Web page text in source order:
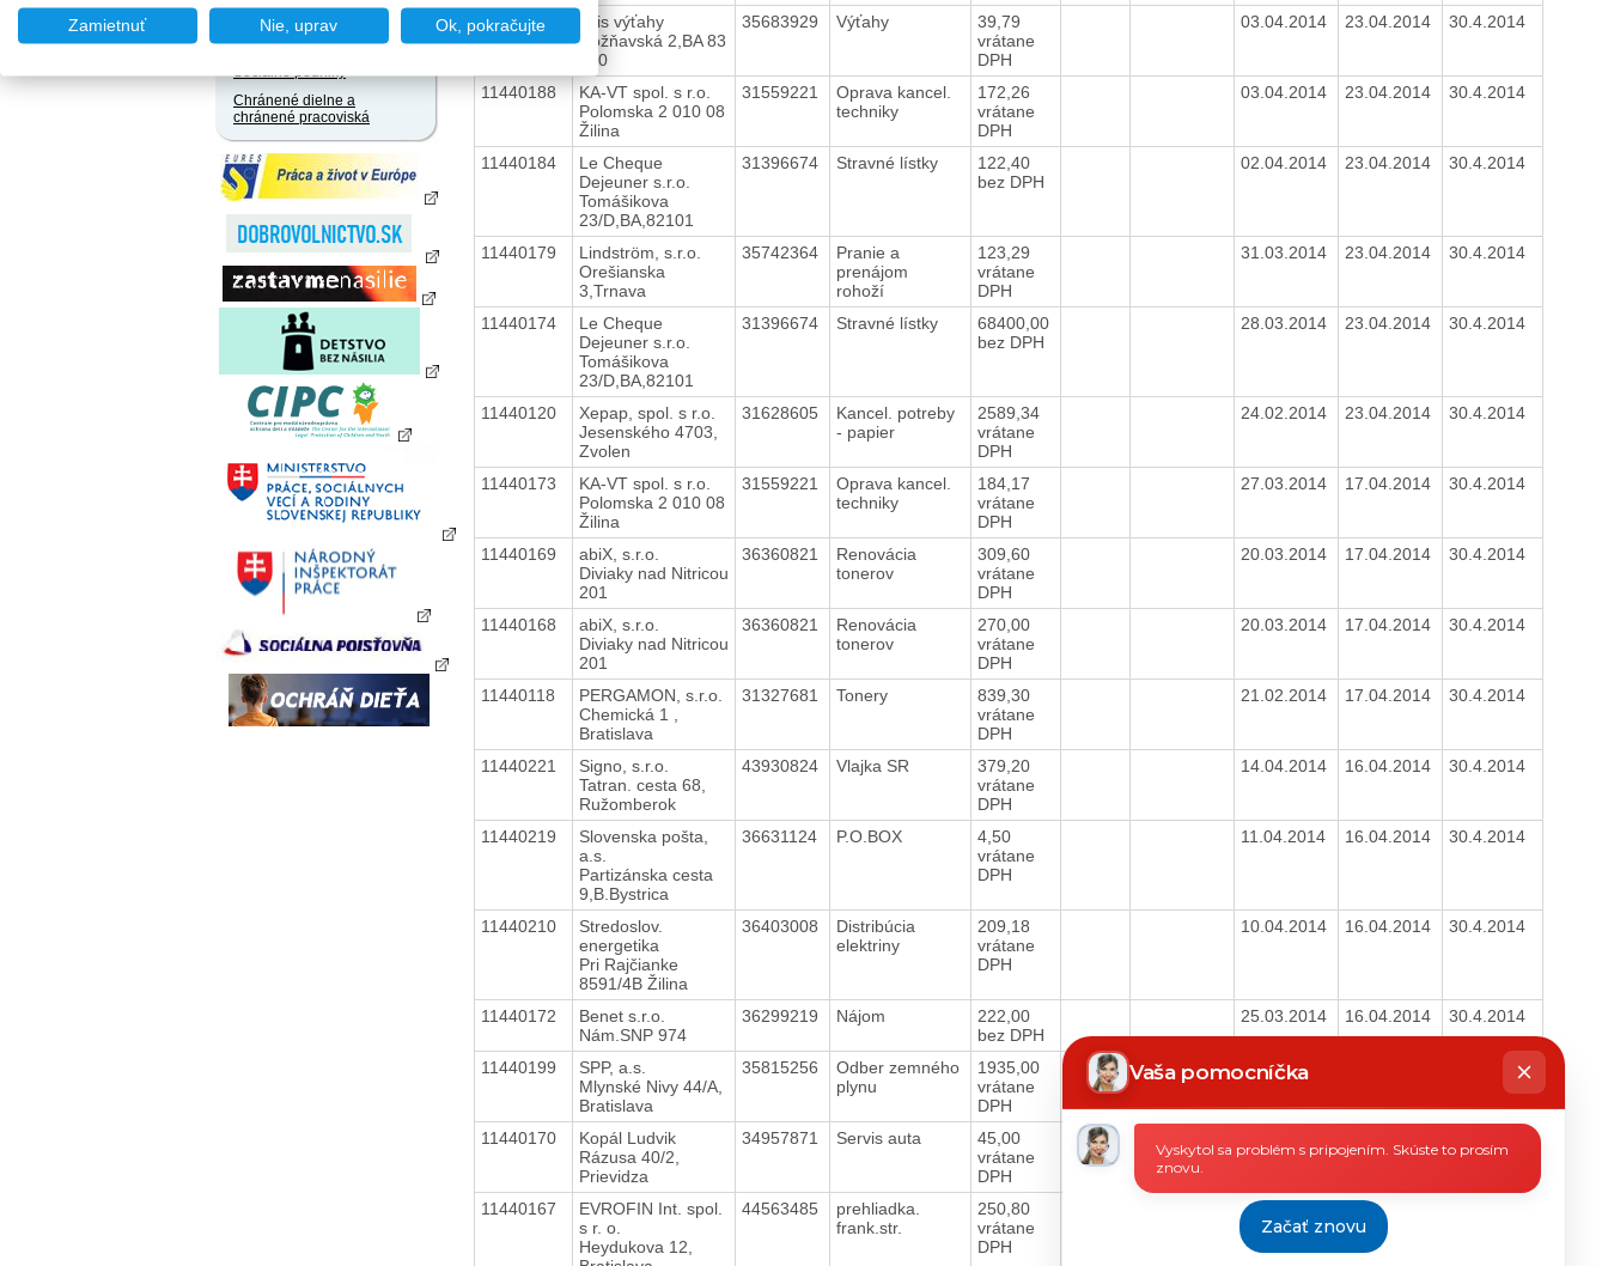
Agentúry dočasného
zamestnávania
Sociálne podniky
Chránené dielne a
chránené pracoviská
11440189
Otis výťahy
Rožňavská 2,BA 83
000
35683929 Výťahy
39,79
vrátane
DPH
03.04.2014 23.04.2014 30.4.2014
11440188
KA-VT spol. s r.o.
Polomska 2 010 08
Žilina
31559221
Oprava kancel.
techniky
172,26
vrátane
DPH
03.04.2014 23.04.2014 30.4.2014
11440184
Le Cheque
Dejeuner s.r.o.
Tomášikova
23/D,BA,82101
31396674 Stravné lístky
122,40
bez DPH
02.04.2014 23.04.2014 30.4.2014
11440179
Lindström, s.r.o.
Orešianska
3,Trnava
35742364
Pranie a
prenájom
rohoží
123,29
vrátane
DPH
31.03.2014 23.04.2014 30.4.2014
11440174
Le Cheque
Dejeuner s.r.o.
Tomášikova
23/D,BA,82101
31396674 Stravné lístky
68400,00
bez DPH
28.03.2014 23.04.2014 30.4.2014
11440120
Xepap, spol. s r.o.
Jesenského 4703,
Zvolen
31628605
Kancel. potreby
- papier
2589,34
vrátane
DPH
24.02.2014 23.04.2014 30.4.2014
11440173
KA-VT spol. s r.o.
Polomska 2 010 08
Žilina
31559221
Oprava kancel.
techniky
184,17
vrátane
DPH
27.03.2014 17.04.2014 30.4.2014
11440169
abiX, s.r.o.
Diviaky nad Nitricou
201
36360821
Renovácia
tonerov
309,60
vrátane
DPH
20.03.2014 17.04.2014 30.4.2014
11440168
abiX, s.r.o.
Diviaky nad Nitricou
201
36360821
Renovácia
tonerov
270,00
vrátane
DPH
20.03.2014 17.04.2014 30.4.2014
11440118
PERGAMON, s.r.o.
Chemická 1 ,
Bratislava
31327681 Tonery
839,30
vrátane
DPH
21.02.2014 17.04.2014 30.4.2014
11440221
Signo, s.r.o.
Tatran. cesta 68,
Ružomberok
43930824 Vlajka SR
379,20
vrátane
DPH
14.04.2014 16.04.2014 30.4.2014
11440219
Slovenska pošta,
a.s.
Partizánska cesta
9,B.Bystrica
36631124 P.O.BOX
4,50
vrátane
DPH
11.04.2014 16.04.2014 30.4.2014
11440210
Stredoslov.
energetika
Pri Rajčianke
8591/4B Žilina
36403008
Distribúcia
elektriny
209,18
vrátane
DPH
10.04.2014 16.04.2014 30.4.2014
11440172
Benet s.r.o.
Nám.SNP 974
36299219 Nájom
222,00
bez DPH
25.03.2014 16.04.2014 30.4.2014
11440199
SPP, a.s.
Mlynské Nivy 44/A,
Bratislava
35815256
Odber zemného
plynu
1935,00
vrátane
DPH
08.04.2014 30.4.2014
11440170
Kopál Ludvik
Rázusa 40/2,
Prievidza
34957871 Servis auta
45,00
vrátane
DPH
11440167
EVROFIN Int. spol.
s r. o.
Heydukova 12,
44563485
prehliadka.
frank.str.
250,80
vrátane
DPH
18.03.2014 09.04.2014
Vaša pomocníčka
Chatbot
píše
Vyskytol sa problém s pripojením. Skúste to prosím
znovu.
Začať znovu
Zamietnuť Nie, uprav Ok, pokračujte